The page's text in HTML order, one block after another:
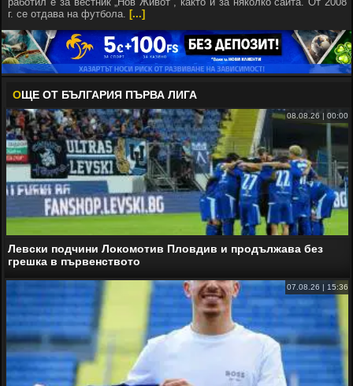
г. се отдава на футбола. [...]
ОЩЕ ОТ БЪЛГАРИЯ ПЪРВА ЛИГА
08.08.26 | 00:00
Левски подчини Локомотив Пловдив и продължава без
грешка в първенството
07.08.26 | 15:36